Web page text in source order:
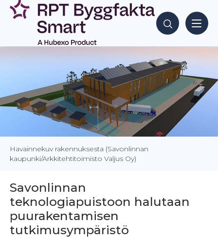
Siirry
sisältöön
Hae sisältöjä
Havainnekuv rakennuksesta (Savonlinnan
kaupunki/Arkkitehtitoimisto Valjus Oy)
Savonlinnan
teknologiapuistoon halutaan
puurakentamisen
tutkimusympäristö